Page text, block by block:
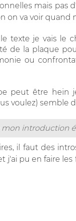
mais pas
on va voir quand
texte je vais le
de la plaque
ou
peut être hein
voulez) semble
mon introduction
il faut des
j'ai pu en faire